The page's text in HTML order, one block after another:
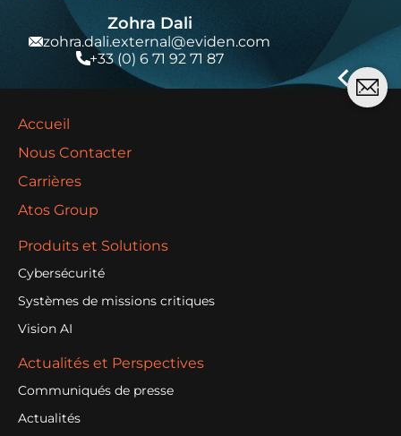
Zohra Dali
zohra.dali.external@eviden.com
+33 (0) 6 71 92 71 87
Accueil
Nous Contacter
Carrières
Atos Group
Produits et Solutions
Cybersécurité
Systèmes de missions critiques
Vision AI
Actualités et Perspectives
Communiqués de presse
Actualités